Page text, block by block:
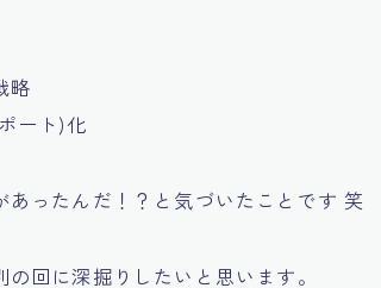
略
ート)化
あったんだ！？と気づいたことです 笑
回に深掘りしたいと思います。